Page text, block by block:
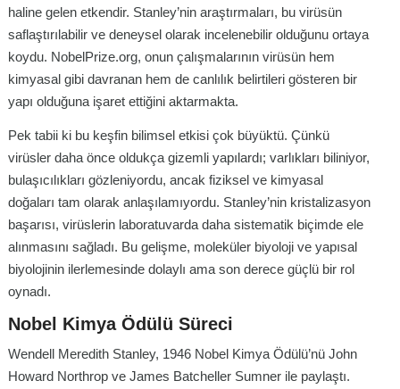
haline gelen etkendir. Stanley’nin araştırmaları, bu virüsün
saflaştırılabilir ve deneysel olarak incelenebilir olduğunu ortaya
koydu. NobelPrize.org, onun çalışmalarının virüsün hem
kimyasal gibi davranan hem de canlılık belirtileri gösteren bir
yapı olduğuna işaret ettiğini aktarmakta.
Pek tabii ki bu keşfin bilimsel etkisi çok büyüktü. Çünkü
virüsler daha önce oldukça gizemli yapılardı; varlıkları biliniyor,
bulaşıcılıkları gözleniyordu, ancak fiziksel ve kimyasal
doğaları tam olarak anlaşılamıyordu. Stanley’nin kristalizasyon
başarısı, virüslerin laboratuvarda daha sistematik biçimde ele
alınmasını sağladı. Bu gelişme, moleküler biyoloji ve yapısal
biyolojinin ilerlemesinde dolaylı ama son derece güçlü bir rol
oynadı.
Nobel Kimya Ödülü Süreci
Wendell Meredith Stanley, 1946 Nobel Kimya Ödülü’nü John
Howard Northrop ve James Batcheller Sumner ile paylaştı.